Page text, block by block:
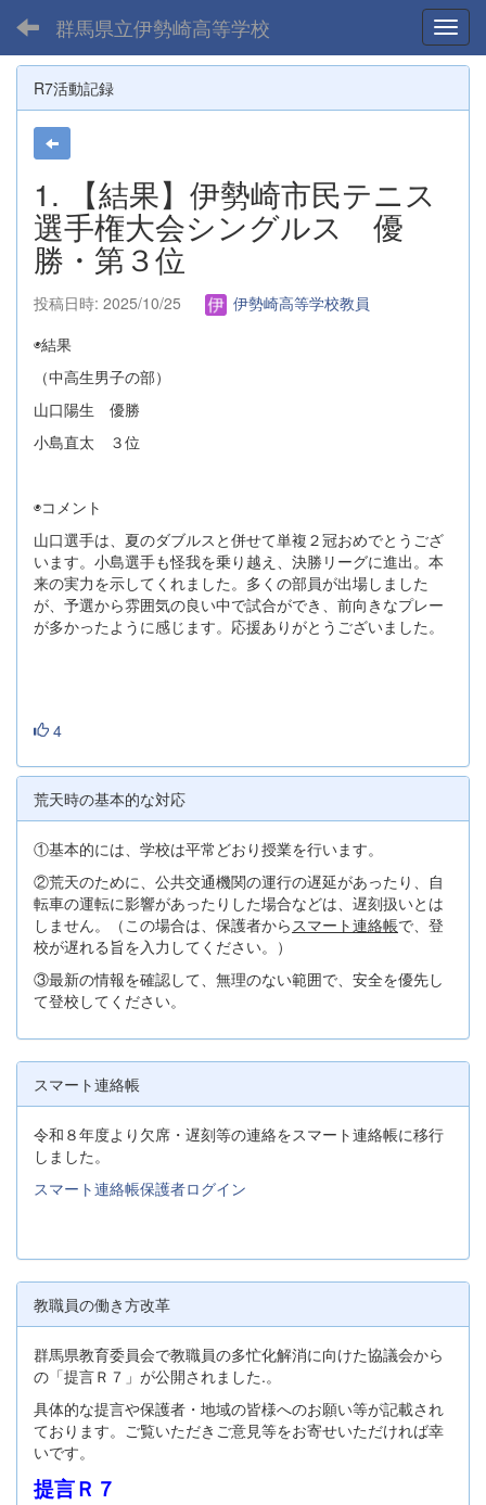
群馬県立伊勢崎高等学校
R7活動記録
1. 【結果】伊勢崎市民テニス
選手権大会シングルス 優
勝・第３位
投稿日時: 2025/10/25
伊勢崎高等学校教員
◉結果
（中高生男子の部）
山口陽生 優勝
小島直太 ３位
◉コメント
山口選手は、夏のダブルスと併せて単複２冠おめでとうござ
います。小島選手も怪我を乗り越え、決勝リーグに進出。本
来の実力を示してくれました。多くの部員が出場しました
が、予選から雰囲気の良い中で試合ができ、前向きなプレー
が多かったように感じます。応援ありがとうございました。
4
荒天時の基本的な対応
①基本的には、学校は平常どおり授業を行います。
②荒天のために、公共交通機関の運行の遅延があったり、自
転車の運転に影響があったりした場合などは、遅刻扱いとは
しません。（この場合は、保護者からスマート連絡帳で、登
校が遅れる旨を入力してください。）
③最新の情報を確認して、無理のない範囲で、安全を優先し
て登校してください。
スマート連絡帳
令和８年度より欠席・遅刻等の連絡をスマート連絡帳に移行
しました。
スマート連絡帳保護者ログイン
教職員の働き方改革
群馬県教育委員会で教職員の多忙化解消に向けた協議会から
の「提言Ｒ７」が公開されました.。
具体的な提言や保護者・地域の皆様へのお願い等が記載され
ております。ご覧いただきご意見等をお寄せいただければ幸
いです。
提言Ｒ７